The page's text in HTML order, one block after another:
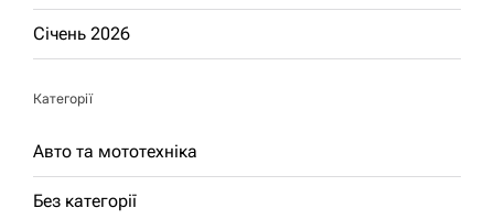
Січень 2026
Категорії
Авто та мототехніка
Без категорії